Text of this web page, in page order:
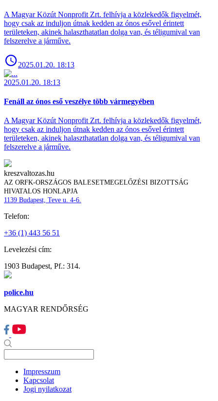
A Magyar Közút Nonprofit Zrt. felhívja a közlekedők figyelmét,
hogy csak az induljon útnak kedden az ónos esővel érintett
területeken, akinek halaszthatatlan dolga van, és téligumival van
felszerelve a járműve.
2025.01.20. 18:13
2025.01.20. 18:13
Fenáll az ónos eső veszélye több vármegyében
A Magyar Közút Nonprofit Zrt. felhívja a közlekedők figyelmét,
hogy csak az induljon útnak kedden az ónos esővel érintett
területeken, akinek halaszthatatlan dolga van, és téligumival van
felszerelve a járműve.
kreszvaltozas.hu
AZ ORFK-ORSZÁGOS BALESETMEGELŐZÉSI BIZOTTSÁG
HIVATALOS HONLAPJA
1139 Budapest, Teve u. 4-6.
Telefon:
+36 (1) 443 56 51
Levelezési cím:
1903 Budapest, Pf.: 314.
police.hu
MAGYAR RENDŐRSÉG
Impresszum
Kapcsolat
Jogi nyilatkozat